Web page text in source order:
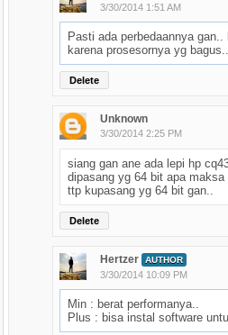
3/30/2014 1:51 AM
Pasti ada perbedaannya
karena prosesornya yg bagus..
Delete
Unknown
3/30/2014 2:25 PM
siang gan ane ada lepi hp
dipasang yg 64 bit apa
ttp kupasang yg 64 bit gan..
Delete
Hertzer AUTHOR
3/30/2014 10:09 PM
Min : berat performanya..
Plus : bisa instal software